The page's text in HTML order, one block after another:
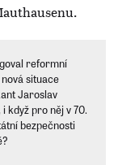
reformní
situace
Jaroslav
když pro něj v 70.
bezpečnosti